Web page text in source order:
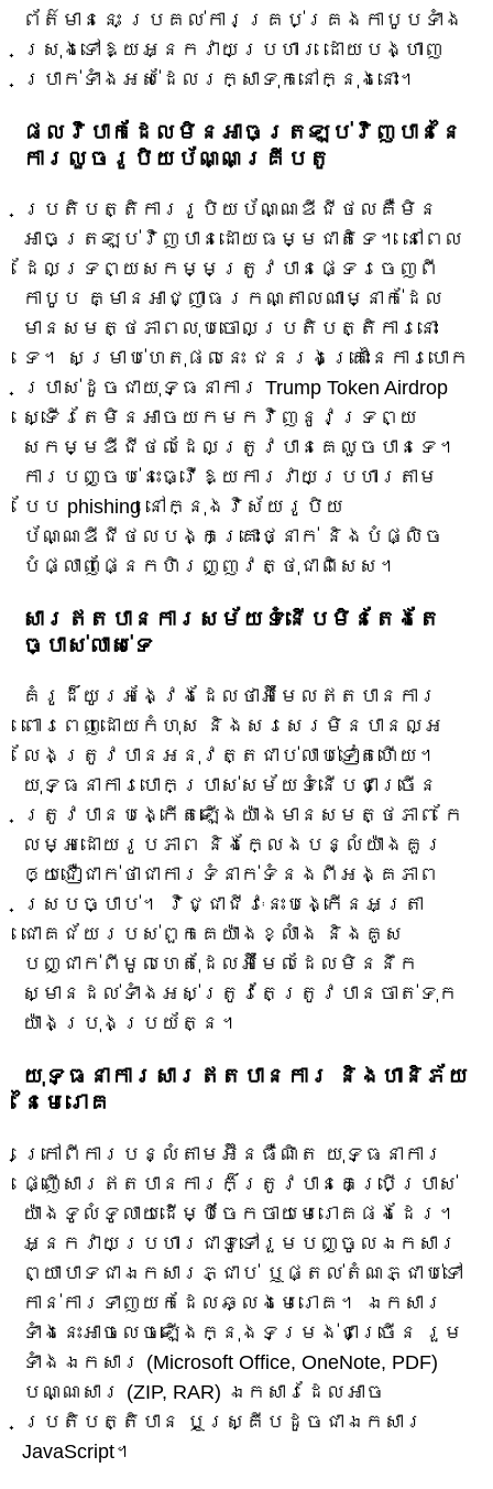
ព័ត៌មាននេះ ប្រគល់ការគ្រប់គ្រងកាបូបទាំង
ស្រុងទៅឱ្យអ្នកវាយប្រហារ ដោយបង្ហាញ
ប្រាក់ទាំងអស់ដែលរក្សាទុកនៅក្នុងនោះ។
ផលវិបាកដែលមិនអាចត្រឡប់វិញបាននៃ
ការលួចរូបិយប័ណ្ណគ្រីបតូ
ប្រតិបត្តិការរូបិយប័ណ្ណឌីជីថលគឺមិន
អាចត្រឡប់វិញបានដោយធម្មជាតិទេ។ នៅពេល
ដែលទ្រព្យសកម្មត្រូវបានផ្ទេរចេញពី
កាបូប គ្មានអាជ្ញាធរកណ្តាលណាម្នាក់ដែល
មានសមត្ថភាពលុបចោលប្រតិបត្តិការនោះ
ទេ។ សម្រាប់ហេតុផលនេះ ជនរងគ្រោះនៃការបោក
ប្រាស់ដូចជាយុទ្ធនាការ Trump Token Airdrop
ស្ទើរតែមិនអាចយកមកវិញនូវទ្រព្យ
សកម្មឌីជីថលដែលត្រូវបានគេលួចបានទេ។
ការបញ្ចប់នេះធ្វើឱ្យការវាយប្រហារតាម
បែប phishing នៅក្នុងវិស័យរូបិយ
ប័ណ្ណឌីជីថលបង្កគ្រោះថ្នាក់ និងបំផ្លិច
បំផ្លាញផ្នែកហិរញ្ញវត្ថុជាពិសេស។
សារឥតបានការសម័យទំនើបមិនតែងតែ
ច្បាស់លាស់ទេ
គំរូ​ដ៏​យូរអង្វែង​ដែល​ថា​អ៊ីមែល​ឥត​បាន​ការ​
ពោរពេញ​ដោយ​កំហុស និង​សរសេរ​មិន​បាន​ល្អ
លែង​ត្រូវ​បាន​អនុវត្ត​ជាប់​លាប់​ទៀត​ហើយ។
យុទ្ធនាការ​បោកប្រាស់​សម័យ​ទំនើប​ជាច្រើន​
ត្រូវ​បាន​បង្កើត​ឡើង​យ៉ាង​មាន​សមត្ថភាព កែ​
លម្អ​ដោយ​រូបភាព និង​ក្លែង​បន្លំ​យ៉ាង​គួរ​
ឲ្យ​ជឿជាក់​ថា​ជា​ការ​ទំនាក់ទំនង​ពី​អង្គភាព​
ស្រប​ច្បាប់។ វិជ្ជាជីវៈ​នេះ​បង្កើន​អត្រា​
ជោគជ័យ​របស់​ពួកគេ​យ៉ាង​ខ្លាំង និង​គូស
បញ្ជាក់​ពី​មូលហេតុ​ដែល​អ៊ីមែល​ដែល​មិន​នឹក
ស្មាន​ដល់​ទាំងអស់​ត្រូវ​តែ​ត្រូវ​បាន​ចាត់​ទុក​
យ៉ាង​ប្រុងប្រយ័ត្ន។
យុទ្ធនាការសារឥតបានការ និងហានិភ័យ
នៃមេរោគ
ក្រៅពីការបន្លំតាមអ៊ីនធឺណិត យុទ្ធនាការ
ផ្ញើសារឥតបានការក៏ត្រូវបានគេប្រើប្រាស់
យ៉ាងទូលំទូលាយដើម្បីចែកចាយមេរោគផងដែរ។
អ្នកវាយប្រហារជាទូទៅរួមបញ្ចូលឯកសារ
ព្យាបាទជាឯកសារភ្ជាប់ ឬផ្តល់តំណភ្ជាប់ទៅ
កាន់ការទាញយកដែលឆ្លងមេរោគ។ ឯកសារ
ទាំងនេះអាចលេចឡើងក្នុងទម្រង់ជាច្រើន រួម
ទាំងឯកសារ (Microsoft Office, OneNote, PDF)
បណ្ណសារ (ZIP, RAR) ឯកសារដែលអាច
ប្រតិបត្តិបាន ឬស្គ្រីបដូចជាឯកសារ
JavaScript។